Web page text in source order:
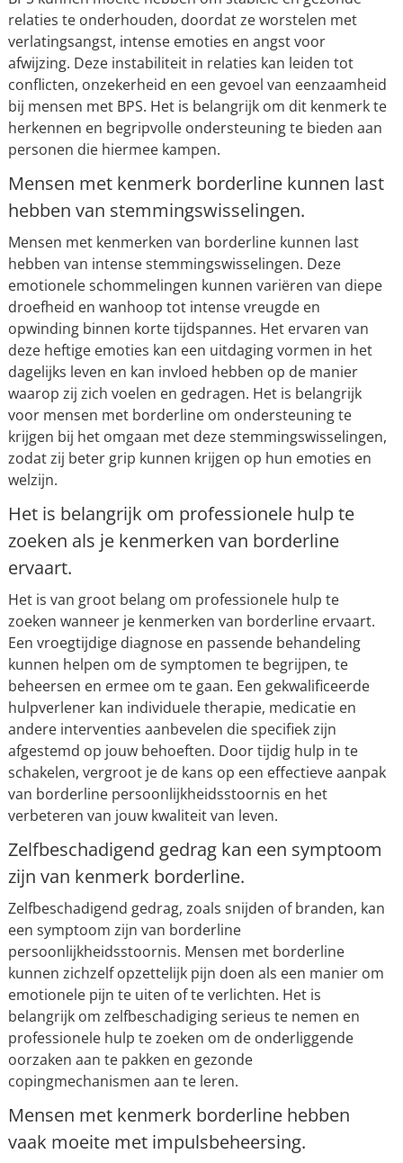
relaties te onderhouden, doordat ze worstelen met
verlatingsangst, intense emoties en angst voor
afwijzing. Deze instabiliteit in relaties kan leiden tot
conflicten, onzekerheid en een gevoel van eenzaamheid
bij mensen met BPS. Het is belangrijk om dit kenmerk te
herkennen en begripvolle ondersteuning te bieden aan
personen die hiermee kampen.
Mensen met kenmerk borderline kunnen last
hebben van stemmingswisselingen.
Mensen met kenmerken van borderline kunnen last
hebben van intense stemmingswisselingen. Deze
emotionele schommelingen kunnen variëren van diepe
droefheid en wanhoop tot intense vreugde en
opwinding binnen korte tijdspannes. Het ervaren van
deze heftige emoties kan een uitdaging vormen in het
dagelijks leven en kan invloed hebben op de manier
waarop zij zich voelen en gedragen. Het is belangrijk
voor mensen met borderline om ondersteuning te
krijgen bij het omgaan met deze stemmingswisselingen,
zodat zij beter grip kunnen krijgen op hun emoties en
welzijn.
Het is belangrijk om professionele hulp te
zoeken als je kenmerken van borderline
ervaart.
Het is van groot belang om professionele hulp te
zoeken wanneer je kenmerken van borderline ervaart.
Een vroegtijdige diagnose en passende behandeling
kunnen helpen om de symptomen te begrijpen, te
beheersen en ermee om te gaan. Een gekwalificeerde
hulpverlener kan individuele therapie, medicatie en
andere interventies aanbevelen die specifiek zijn
afgestemd op jouw behoeften. Door tijdig hulp in te
schakelen, vergroot je de kans op een effectieve aanpak
van borderline persoonlijkheidsstoornis en het
verbeteren van jouw kwaliteit van leven.
Zelfbeschadigend gedrag kan een symptoom
zijn van kenmerk borderline.
Zelfbeschadigend gedrag, zoals snijden of branden, kan
een symptoom zijn van borderline
persoonlijkheidsstoornis. Mensen met borderline
kunnen zichzelf opzettelijk pijn doen als een manier om
emotionele pijn te uiten of te verlichten. Het is
belangrijk om zelfbeschadiging serieus te nemen en
professionele hulp te zoeken om de onderliggende
oorzaken aan te pakken en gezonde
copingmechanismen aan te leren.
Mensen met kenmerk borderline hebben
vaak moeite met impulsbeheersing.